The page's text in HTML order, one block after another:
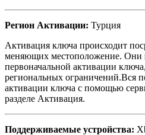
Регион Активации: Турция
Активация ключа происходит
меняющих местоположение. Они
первоначальной активации
региональных ограничений.Вся
активации ключа с помощью
разделе Активация.
Поддерживаемые устройства: